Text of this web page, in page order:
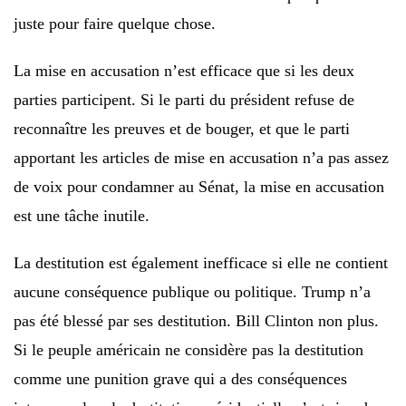
juste pour faire quelque chose.
La mise en accusation n’est efficace que si les deux
parties participent. Si le parti du président refuse de
reconnaître les preuves et de bouger, et que le parti
apportant les articles de mise en accusation n’a pas assez
de voix pour condamner au Sénat, la mise en accusation
est une tâche inutile.
La destitution est également inefficace si elle ne contient
aucune conséquence publique ou politique. Trump n’a
pas été blessé par ses destitution. Bill Clinton non plus.
Si le peuple américain ne considère pas la destitution
comme une punition grave qui a des conséquences